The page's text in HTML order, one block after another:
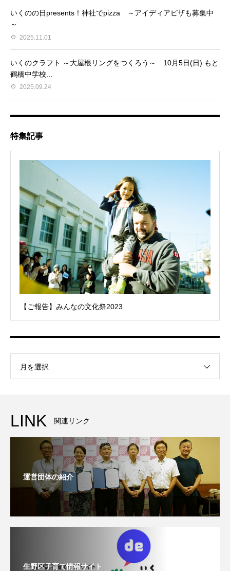
いくのの日presents！神社でpizza ～アイディアピザも募集中
～
2025.11.01
いくのクラフト ～大屋根リングをつくろう～ 10月5日(日) もと
鶴橋中学校...
2025.09.24
特集記事
【ご報告】みんなの文化祭2023
月を選択
LINK 関連リンク
運営団体の紹介
生野区子育て情報サイト